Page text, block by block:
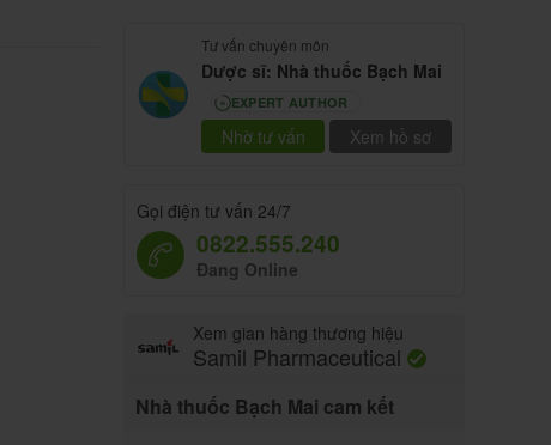
Tư vấn chuyên môn
Dược sĩ: Nhà thuốc Bạch Mai
80 EXPERT AUTHOR
Nhờ tư vấn Xem hồ sơ
Gọi điện tư vấn 24/7
0822.555.240
Đang Online
Xem gian hàng thương hiệu
Samil Pharmaceutical
Nhà thuốc Bạch Mai cam kết